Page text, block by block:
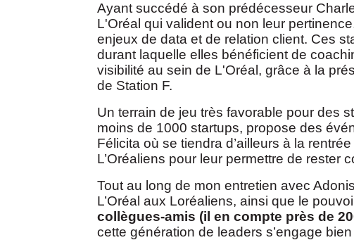
Ayant succédé à son prédécesseur
L'Oréal qui valident ou non leur
enjeux de data et de relation client. Ces
durant laquelle elles bénéficient de
visibilité au sein de L'Oréal, grâce à la
de Station F.
Un terrain de jeu très favorable pour des
moins de 1000 startups, propose des
Félicita où se tiendra d’ailleurs à la
L’Oréaliens pour leur permettre de rester
Tout au long de mon entretien avec
L’Oréal aux Loréaliens, ainsi que le
collègues-amis (il en compte près de
cette génération de leaders s’engage